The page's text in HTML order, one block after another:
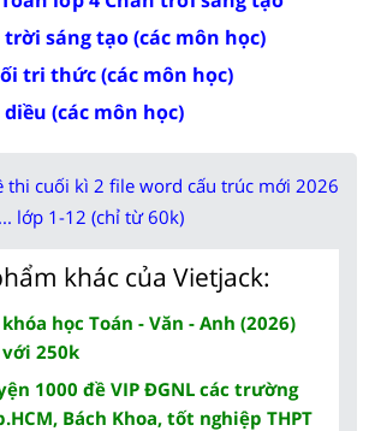
trời sáng tạo (các môn học)
tri thức (các môn học)
(các môn học)
thi cuối kì 2 file word cấu trúc mới 2026
lớp 1-12 (chỉ từ 60k)
khác của Vietjack:
học Toán - Văn - Anh (2026)
250k
1000 đề VIP ĐGNL các trường
Bách Khoa, tốt nghiệp THPT